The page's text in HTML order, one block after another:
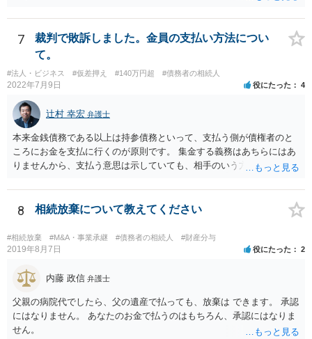
いないので何とも言えません。 そもそも、何の義務も負わないなら、
印鑑証明まで用意して推定相続人にサインさせる意味もないような気
がします。 もし何らかの義務を相続放棄しても負う内容だと困ります
します。
7
裁判で敗訴しました。金員の支払い方法につい
て。
#法人・ビジネス #仮差押え #140万円超 #債務者の相続人
2022年7月9日 役にたった 4
辻村 幸宏 弁護士
本来金銭債務である以上は持参債務といって、支払う側が債権者のと
ころにお金を支払に行くのが原則です。 集金する義務はあちらにはあ
りませんから、支払う意思は示していても、相手のいう方法で支払わ
るかと思います。
8 相続放棄について教えてください
#相続放棄 #M&A・事業承継 #債務者の相続人 #財産分与
2019年8月7日 役にたった 2
内藤 政信 弁護士
父親の病院代でしたら、父の遺産で払っても、放棄は できます。 承認
にはなりません。 あなたのお金で払うのはもちろん、承認にはなりま
せん。